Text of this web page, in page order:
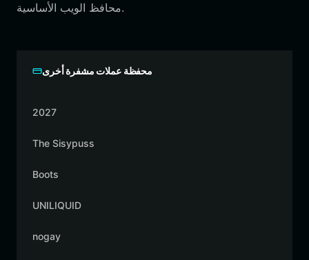
محافظ الويب الأساسية.
محفظة عملات مشفرة أخرى
2027
The Sisypuss
Boots
UNILIQUID
nogay